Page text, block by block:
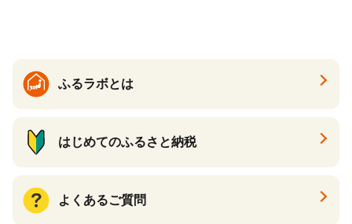
ふるラボとは
はじめてのふるさと納税
よくあるご質問